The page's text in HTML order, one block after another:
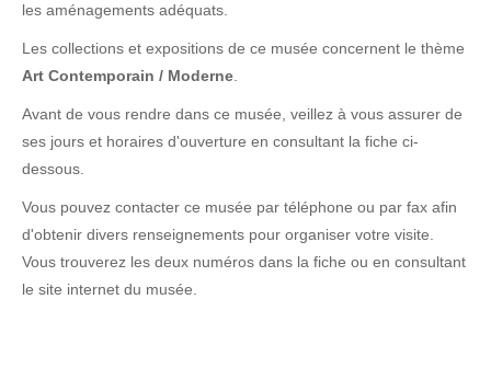
les aménagements adéquats.
Les collections et expositions de ce musée concernent le thème
Art Contemporain / Moderne
Avant de vous rendre dans ce musée, veillez à vous assurer de
ses jours et horaires d'ouverture en consultant la fiche ci-
dessous.
Vous pouvez contacter ce musée par téléphone ou par fax afin
d'obtenir divers renseignements pour organiser votre visite.
Vous trouverez les deux numéros dans la fiche ou en consultant
le site internet du musée.